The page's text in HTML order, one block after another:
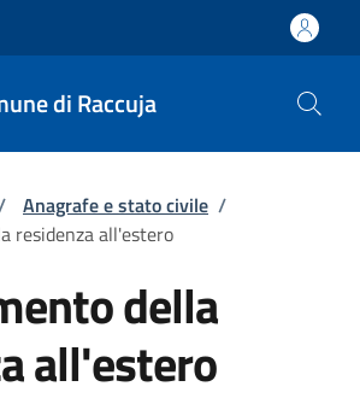
di Raccuja
pane
Anagrafe e stato civile /
residenza all'estero
della
all'estero